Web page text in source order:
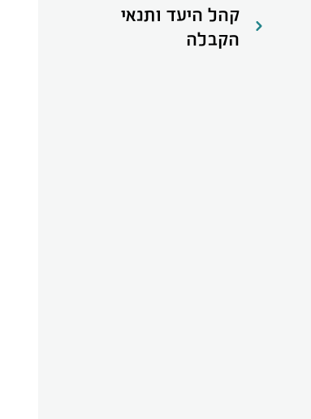
קהל היעד ותנאי
הקבלה